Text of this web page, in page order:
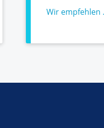
Wir empfehlen